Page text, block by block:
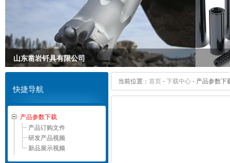
山东三山集团
山东凿岩钎具有限公司
山东三山集团
山东凿岩钎具有限公司
快捷导航
产品参数下载
产品订购文件
研发产品视频
新品展示视频
当前位置： 首页 - 下载中心 - 产品参数下